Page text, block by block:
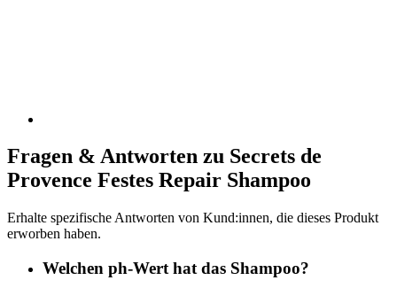
Fragen & Antworten zu Secrets de
Provence Festes Repair Shampoo
Erhalte spezifische Antworten von Kund:innen, die dieses Produkt
erworben haben.
Welchen ph-Wert hat das Shampoo?